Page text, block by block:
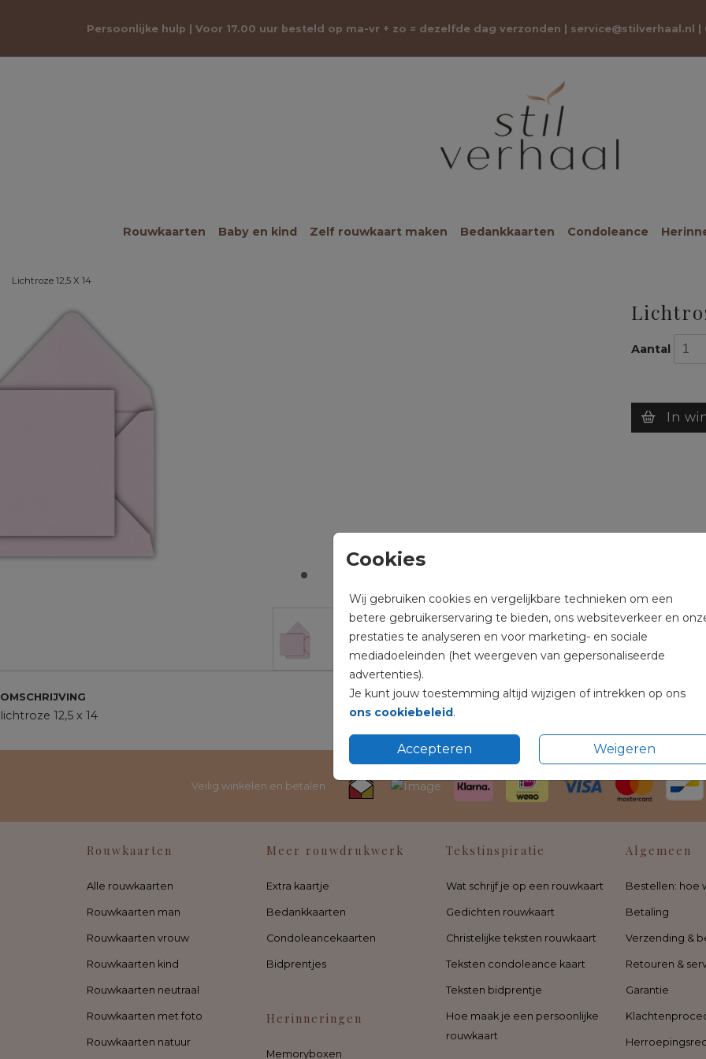
Persoonlijke hulp | Voor 17.00 uur besteld op ma-vr + zo = dezelfde dag verzonden | service@stilverhaal.nl |
Rouwkaarten Baby en kind Zelf rouwkaart maken Bedankkaarten Condoleance
Cookies
Wij gebruiken cookies en vergelijkbare technieken om een
betere gebruikerservaring te bieden, ons websiteverkeer en
prestaties te analyseren en voor marketing- en sociale
mediadoeleinden (het weergeven van gepersonaliseerde
advertenties).
Je kunt jouw toestemming altijd wijzigen of intrekken op ons
ons cookiebeleid.
Accepteren Weigeren
Lichtroze 12,5 X 14
Aantal
In
OMSCHRIJVING
lichtroze 12,5 x 14
Prijs:€
Veilig winkelen en betalen
Rouwkaarten
Alle rouwkaarten
Rouwkaarten man
Rouwkaarten vrouw
Rouwkaarten kind
Rouwkaarten neutraal
Rouwkaarten met foto
Rouwkaarten natuur
Meer rouwdrukwerk
Extra kaartje
Bedankkaarten
Condoleancekaarten
Bidprentjes
Herinneringen
Memoryboxen
Tekstinspiratie
Wat schrijf je op een rouwkaart
Gedichten rouwkaart
Christelijke teksten rouwkaart
Teksten condoleance kaart
Teksten bidprentje
Hoe maak je een persoonlijke
rouwkaart
Algemeen
Bestellen: hoe
Betaling
Verzending &
Retouren &
Garantie